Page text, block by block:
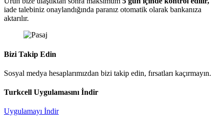
iade talebiniz onaylandığında paranız otomatik olarak bankanıza
aktarılır.
Bizi Takip Edin
Sosyal medya hesaplarımızdan bizi takip edin, fırsatları kaçırmayın.
Turkcell Uygulamasını İndir
Uygulamayı İndir